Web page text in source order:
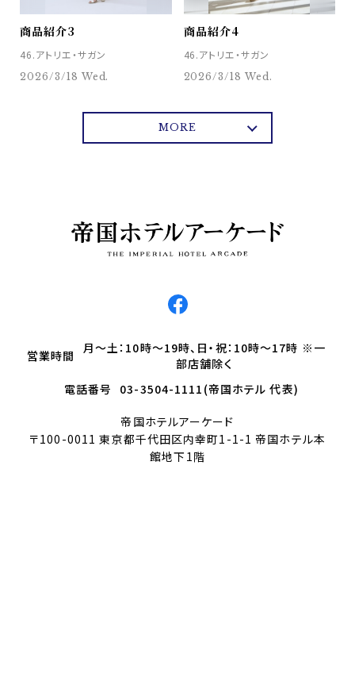
商品紹介3
46.アトリエ・サガン
2026/3/18 Wed.
商品紹介4
46.アトリエ・サガン
2026/3/18 Wed.
MORE
営業時間
月～土：10時～19時、日・祝：10時～17時 ※一
部店舗除く
電話番号
03-3504-1111(帝国ホテル 代表)
帝国ホテルアーケード
〒100-0011 東京都千代田区内幸町1-1-1 帝国ホテル本
館地下1階